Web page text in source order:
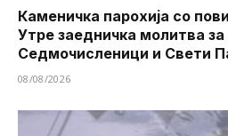
Каменичка парохија со
Утре заедничка молитва
Седмочисленици и Свети
08/08/2026